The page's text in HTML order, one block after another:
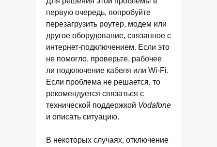
первую очередь, попробуйте
перезагрузить роутер, модем или
другое оборудование, связанное с
интернет-подключением. Если это
не помогло, проверьте, рабочее
ли подключение кабеля или Wi-Fi.
Если проблема не решается, то
рекомендуется связаться с
технической поддержкой Vodafone
и описать ситуацию.
В некоторых случаях, отключение